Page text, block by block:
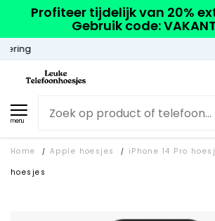
Profiteer tijdelijk van 20%
Gebruik code:
menu
Home / Apple hoesjes / iPhone 14 Pro
hoesjes